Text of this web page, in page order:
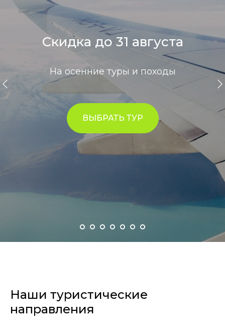
Скидка до 31 августа
На осенние туры и походы
ВЫБРАТЬ ТУР
Наши туристические
направления